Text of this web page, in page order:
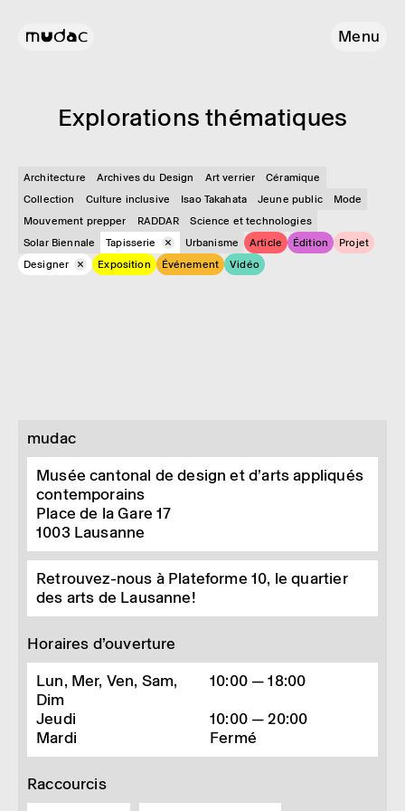
Menu
Explo­ra­tions théma­tiques
Architecture Archives du Design Art verrier
Céramique
Collection
Culture inclusive Isao Takahata Jeune public
Mode
Mouvement prepper
RADDAR
Science et technologies
Solar Biennale
Tapisserie Urbanisme Article Édition
Projet
Designer
Exposition Événement Vidéo
mudac
Musée cantonal de design et d’arts appliqués
contemporains
Place de la Gare 17
1003 Lausanne
Retrouvez-nous à Plateforme 10, le quartier
des arts de Lausanne!
Horaires d’ouverture
Lun, Mer, Ven, Sam,
Dim
10:00 — 18:00
Jeudi
10:00 — 20:00
Mardi
Fermé
Raccourcis